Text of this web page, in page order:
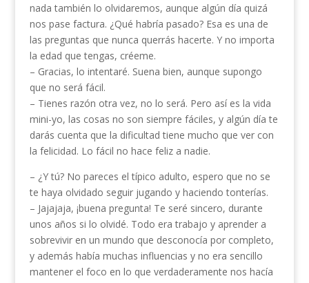
nada también lo olvidaremos, aunque algún día quizá
nos pase factura. ¿Qué habría pasado? Esa es una de
las preguntas que nunca querrás hacerte. Y no importa
la edad que tengas, créeme.
– Gracias, lo intentaré. Suena bien, aunque supongo
que no será fácil.
– Tienes razón otra vez, no lo será. Pero así es la vida
mini-yo, las cosas no son siempre fáciles, y algún día te
darás cuenta que la dificultad tiene mucho que ver con
la felicidad. Lo fácil no hace feliz a nadie.
– ¿Y tú? No pareces el típico adulto, espero que no se
te haya olvidado seguir jugando y haciendo tonterías.
– Jajajaja, ¡buena pregunta! Te seré sincero, durante
unos años si lo olvidé. Todo era trabajo y aprender a
sobrevivir en un mundo que desconocía por completo,
y además había muchas influencias y no era sencillo
mantener el foco en lo que verdaderamente nos hacía